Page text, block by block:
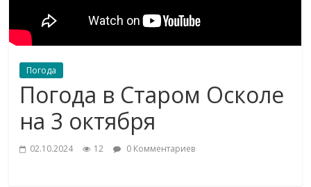
Погода
Погода в Старом Осколе
на 3 октября
02.10.2024 12 0 Комментариев